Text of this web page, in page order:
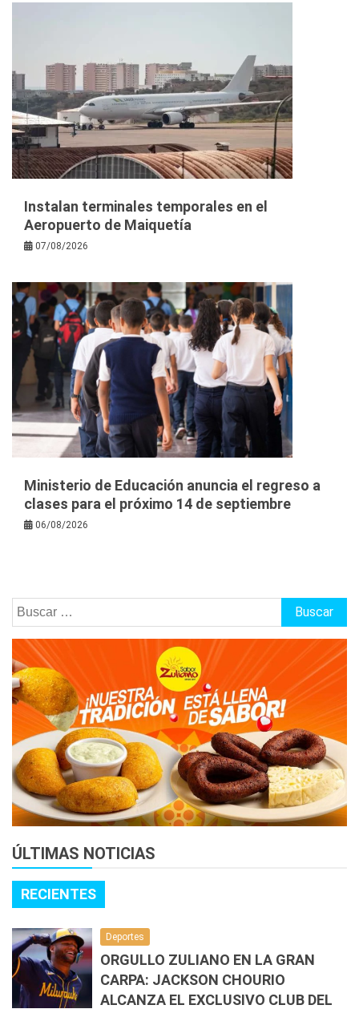
Instalan terminales temporales en el
Aeropuerto de Maiquetía
07/08/2026
Ministerio de Educación anuncia el regreso a
clases para el próximo 14 de septiembre
06/08/2026
Buscar:
ÚLTIMAS NOTICIAS
RECIENTES
Deportes
ORGULLO ZULIANO EN LA GRAN
CARPA: JACKSON CHOURIO
ALCANZA EL EXCLUSIVO CLUB DEL